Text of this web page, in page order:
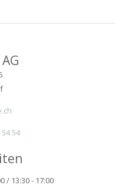
54
/ 13:30 - 17:00